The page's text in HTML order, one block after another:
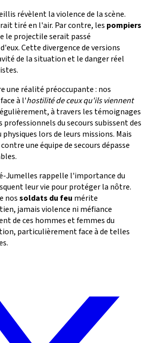
révèlent la violence de la scène.
tiré en l'air. Par contre, les pompiers
le projectile serait passé
Cette divergence de versions
de la situation et le danger réel
une réalité préoccupante : nos
à l'hostilité de ceux qu'ils viennent
à travers les témoignages
professionnels du secours subissent des
lors de leurs missions. Mais
une équipe de secours dépasse
Jumelles rappelle l'importance du
leur vie pour protéger la nôtre.
nossoldats du feu mérite
jamais violence ni méfiance
de ces hommes et femmes du
particulièrement face à de telles